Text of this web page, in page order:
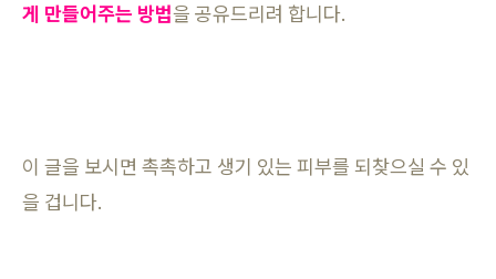
게 만들어주는 방법을 공유드리려 합니다.
이 글을 보시면 촉촉하고 생기 있는 피부를 되찾으실 수 있
을 겁니다.